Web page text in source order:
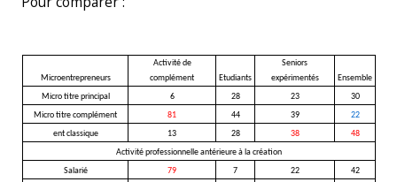
Microentrepreneurs
Activité de
complément
Etudiants
Seniors
expérimentés
Ensemble
Micro titre principal
6 28 23
30
Micro titre complément
81 44 39
22
ent classique
13 28 38
48
Activité professionnelle antérieure à la création
Salarié
79 7 22
42